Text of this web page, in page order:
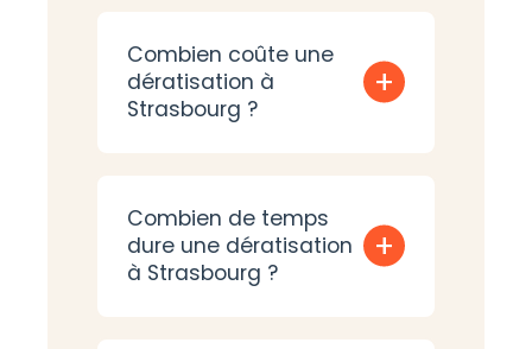
Combien coûte une
dératisation à
Strasbourg ?
+
Combien de temps
dure une dératisation
à Strasbourg ?
+